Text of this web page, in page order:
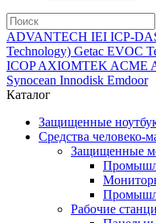
ADVANTECH IEI ICP-
Technology) Getac EVOC
ICOPAXIOMTEK ACME
Synocean Innodisk Emdoor
Каталог
Защищенные
Средства человеко-
Защищенные
Рабочие